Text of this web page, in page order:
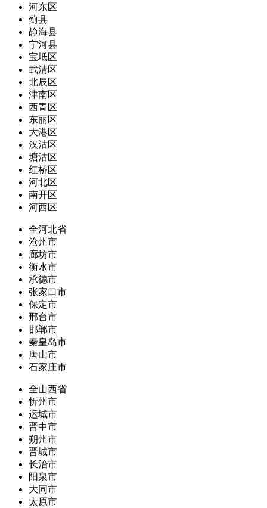
河东区
蓟县
静海县
宁河县
宝坻区
武清区
北辰区
津南区
西青区
东丽区
大港区
汉沽区
塘沽区
红桥区
河北区
南开区
河西区
全河北省
沧州市
廊坊市
衡水市
承德市
张家口市
保定市
邢台市
邯郸市
秦皇岛市
唐山市
石家庄市
全山西省
忻州市
运城市
晋中市
朔州市
晋城市
长治市
阳泉市
大同市
太原市